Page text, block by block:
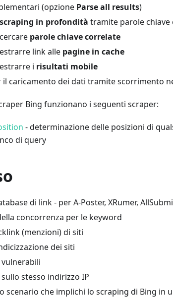
(opzione Parse all results)
scraping in profondità tramite parole chiave
parole chiave correlate
link alle pagine in cache
i risultati mobile
caricamento dei dati tramite scorrimento
Bing funzionano i seguenti scraper:
- determinazione delle posizioni di
di query
di link - per A-Poster, XRumer,
concorrenza per le keyword
(menzioni) di siti
dei siti
stesso indirizzo IP
scenario che implichi lo scraping di Bing in